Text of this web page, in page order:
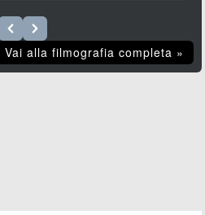
Vai alla filmografia completa »